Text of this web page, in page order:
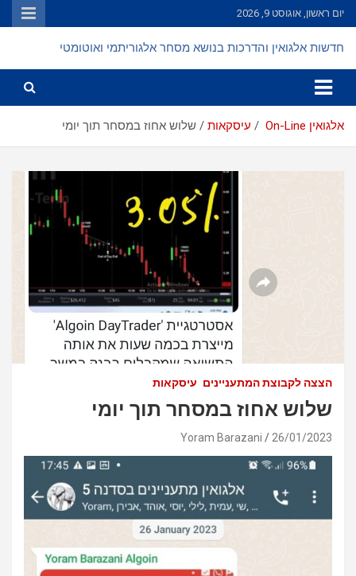
Skip
to
יום ראשון, אוגוסט 9, 2026
חדשות אלגואין והדרכות בנושא מסחר אלגוריתמי ואוטומטי
אלגואין On-Line עיסקאות שלוש אחוז במסחר תוך יומי
הצצה לקבוצת המתעניינים עיסקאות
שלוש אחוז במסחר תוך יומי
26/01/2023
Yoram Barazani